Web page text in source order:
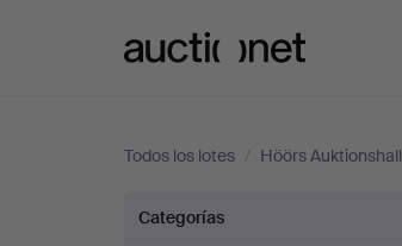
Todos los lotes / Höörs Auktionshall
Relojes
Categorías